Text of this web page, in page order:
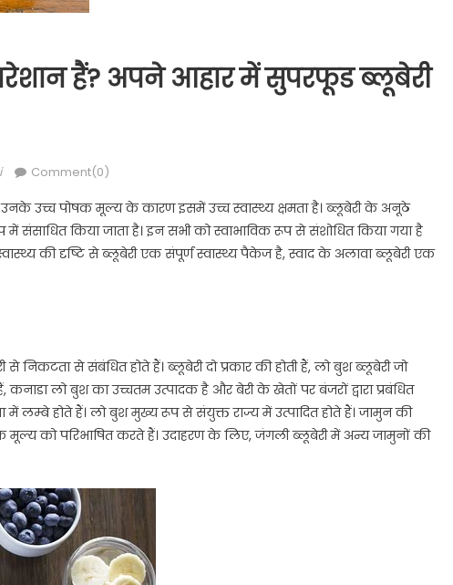
हैं? अपने आहार में सुपरफूड ब्लूबेरी
Comment(0)
उच्च पोषक मूल्य के कारण इसमें उच्च स्वास्थ्य क्षमता है। ब्लूबेरी के अनूठे
संसाधित किया जाता है। इन सभी को स्वाभाविक रूप से संशोधित किया गया है
की दृष्टि से ब्लूबेरी एक संपूर्ण स्वास्थ्य पैकेज है, स्वाद के अलावा ब्लूबेरी एक
निकटता से संबंधित होते हैं। ब्लूबेरी दो प्रकार की होती हैं, लो बुश ब्लूबेरी जो
लो बुश का उच्चतम उत्पादक है और बेरी के खेतों पर बंजरों द्वारा प्रबंधित
लम्बे होते हैं। लो बुश मुख्य रूप से संयुक्त राज्य में उत्पादित होते हैं। जामुन की
मूल्य को परिभाषित करते हैं। उदाहरण के लिए, जंगली ब्लूबेरी में अन्य जामुनों की